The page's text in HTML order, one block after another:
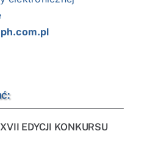
EDYCJI KONKURSU